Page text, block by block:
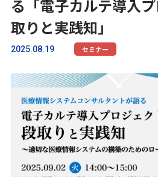
る「電子カルテ導入
取りと実践知」
2025.08.19 セミナー